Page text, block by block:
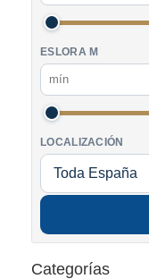
ESLORA M
LOCALIZACIÓN
Categorías